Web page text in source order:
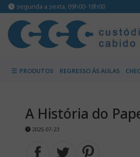
segunda a sexta, 09h00-18h00
PRODUTOS REGRESSO ÀS AULAS
A História do
2025-07-23